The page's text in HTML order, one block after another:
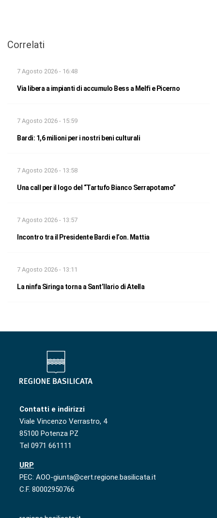
Correlati
7 Agosto 2026 - 16:48
Via libera a impianti di accumulo Bess a Melfi e Picerno
7 Agosto 2026 - 15:59
Bardi: 1,6 milioni per i nostri beni culturali
7 Agosto 2026 - 13:58
Una call per il logo del “Tartufo Bianco Serrapotamo”
7 Agosto 2026 - 13:57
Incontro tra il Presidente Bardi e l’on. Mattia
7 Agosto 2026 - 13:11
La ninfa Siringa torna a Sant’Ilario di Atella
Contatti e indirizzi
Viale Vincenzo Verrastro, 4
85100 Potenza PZ
Tel 0971 661111
URP
PEC: AOO-giunta@cert.regione.basilicata.it
C.F. 80002950766